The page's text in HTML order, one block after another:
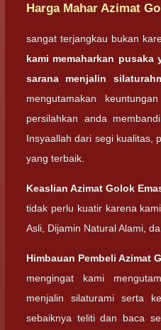
Harga Mahar Azimat
sangat terjangkau bukan
kami memaharkan pusaka
sarana menjalin
mengutamakan
persilahkan anda
Insyaallah dari segi kualitas,
yang terbaik.
Keaslian Azimat Golok
tidak perlu kuatir karena
Asli, Dijamin Natural Alami,
Himbauan Pembeli Azimat
mengingat kami
menjalin silaturami serta
sebaiknya teliti dan baca